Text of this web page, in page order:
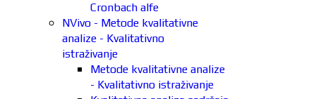
Cronbach alfe
NVivo - Metode kvalitativne
analize - Kvalitativno
istraživanje
Metode kvalitativne analize
- Kvalitativno istraživanje